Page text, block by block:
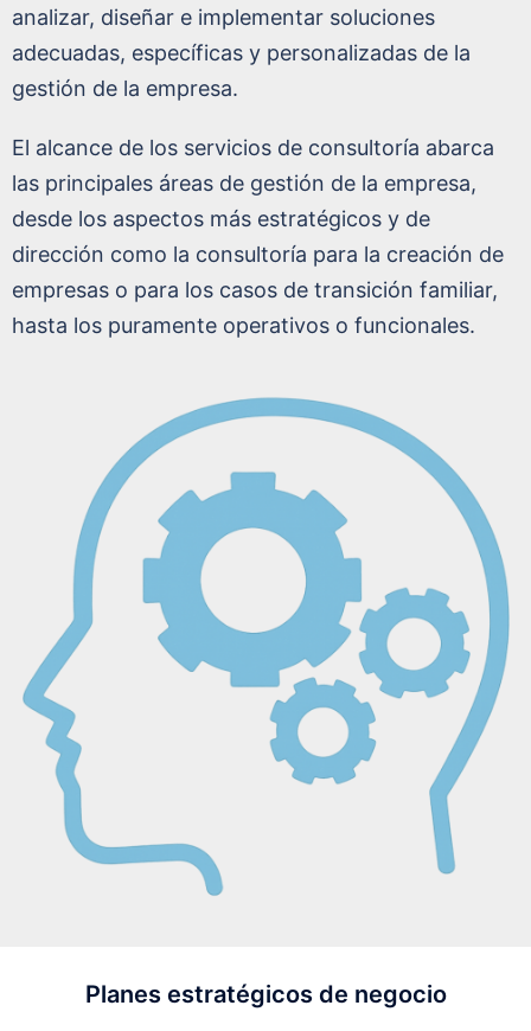
analizar, diseñar e implementar soluciones
adecuadas, específicas y personalizadas de la
gestión de la empresa.
El alcance de los servicios de consultoría abarca
las principales áreas de gestión de la empresa,
desde los aspectos más estratégicos y de
dirección como la consultoría para la creación de
empresas o para los casos de transición familiar,
hasta los puramente operativos o funcionales.
Planes estratégicos de negocio